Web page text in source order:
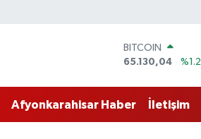
BITCOIN
65.130,04
%1.2
47,7106
%0.17
EURO
Afyonkarahisar Haber İletişim